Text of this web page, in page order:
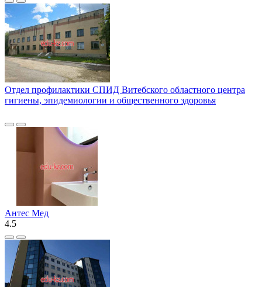
Отдел профилактики СПИД Витебского областного центра
гигиены, эпидемиологии и общественного здоровья
Антес Мед
4.5